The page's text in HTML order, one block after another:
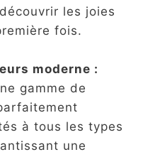
les joies
fois.
moderne :
gamme de
à tous les types
une